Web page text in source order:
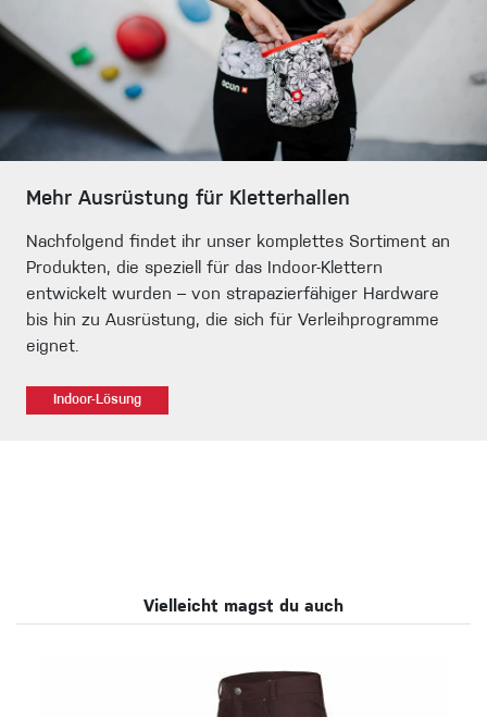
Mehr Ausrüstung für Kletterhallen
Nachfolgend findet ihr unser komplettes Sortiment an
Produkten, die speziell für das Indoor-Klettern
entwickelt wurden – von strapazierfähiger Hardware
bis hin zu Ausrüstung, die sich für Verleihprogramme
eignet.
Indoor-Lösung
Vielleicht magst du auch